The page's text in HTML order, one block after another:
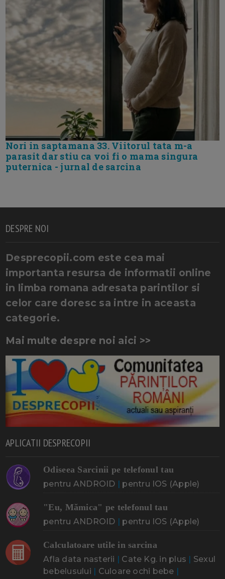
Nori in saptamana 33. Viitorul tata m-a
parasit dar stiu ca voi fi o mama singura
puternica - jurnal de sarcina
DESPRE NOI
Desprecopii.com este cea mai
importanta resursa de informatii online
in limba romana adresata parintilor si
celor care doresc sa intre in aceasta
categorie.
Mai multe despre noi aici >>
APLICATII DESPRECOPII
Odiseea Sarcinii pe telefonul tau
pentru ANDROID | pentru IOS (Apple)
"Eu, Mămica" pe telefonul tau
pentru ANDROID | pentru IOS (Apple)
Calculatoare utile in sarcina
Afla data nasterii | Cate Kg. in plus | Sexul
bebelusului | Culoare ochi bebe |